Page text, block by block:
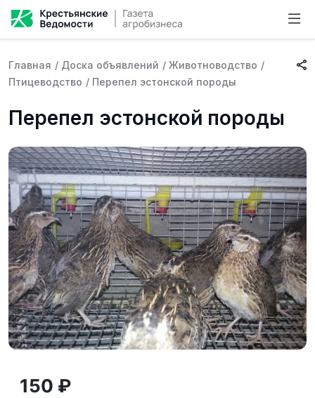
Главная / Доска объявлений / Животноводство /
Птицеводство / Перепел эстонской породы
Перепел эстонской породы
150 ₽